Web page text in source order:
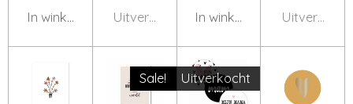
In winkelwagenUitverkocht In winkelwagenUitverkocht
Sale! Uitverkocht